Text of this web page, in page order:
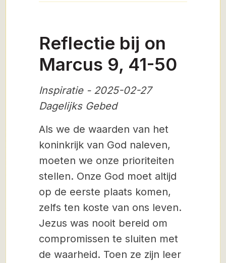
Reflectie bij on
Marcus 9, 41-50
Inspiratie - 2025-02-27
Dagelijks Gebed
Als we de waarden van het
koninkrijk van God naleven,
moeten we onze prioriteiten
stellen. Onze God moet altijd
op de eerste plaats komen,
zelfs ten koste van ons leven.
Jezus was nooit bereid om
compromissen te sluiten met
de waarheid. Toen ze zijn leer